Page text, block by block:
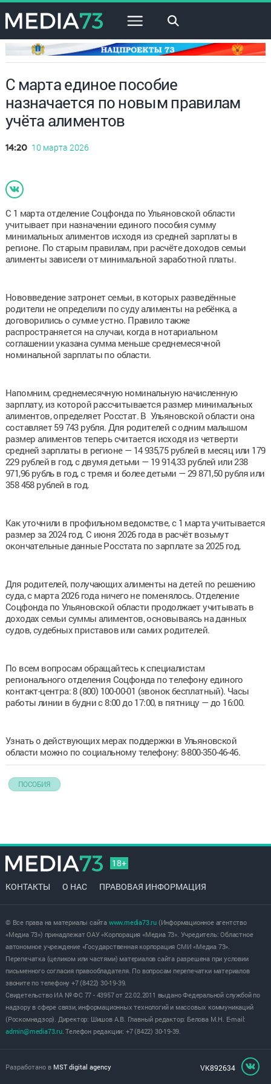
×
С марта единое пособие
назначается по новым правилам
учёта алиментов
14:20 10 марта 2026
С 1 марта отделение Соцфонда по Ульяновской области
учитывает при назначении единого пособия сумму
минимальных алиментов исходя из средней зарплаты в
регионе. По старым правилам, при расчёте доходов семьи
алименты зависели от минимальной заработной платы.
Нововведение затронет семьи, в которых разведённые
родители не определили по суду алименты на ребёнка, а
договорились о сумме устно. Правило также
распространяется на случаи, когда в нотариальном
соглашении указана сумма меньше среднемесячной
номинальной зарплаты по области.
Напомним, среднемесячную номинальную начисленную
зарплату, из которой рассчитывается размер минимальных
алиментов, определяет Росстат. В Ульяновской области она
составляет 59 743 рубля. Для родителей с одним малышом
размер алиментов теперь считается исходя из четверти
средней зарплаты в регионе — 14 935,75 рублей в месяц или 179
229 рублей в год, с двумя детьми — 19 914,33 рублей или 238
971,96 рубль в год, с тремя и более детьми — 29 871,50 рубля или
358 458 рублей в год.
Как уточнили в профильном ведомстве, с 1 марта учитывается
размер за 2024 год. С июня 2026 года в расчёт возьмут
окончательные данные Росстата по зарплате за 2025 год.
Для родителей, получающих алименты на детей по решению
суда, с марта 2026 года ничего не поменялось. Отделение
Соцфонда по Ульяновской области продолжает учитывать в
доходах семьи суммы алиментов, основываясь на данных
судов, судебных приставов или самих родителей.
По всем вопросам обращайтесь к специалистам
регионального отделения Соцфонда по телефону единого
контакт-центра: 8 (800) 100-00-01 (звонок бесплатный). Часы
работы линии в будни с 8:00 до 17:00, в пятницу — до 16:00.
Узнать о действующих мерах поддержки в Ульяновской
области можно по социальному телефону: 8-800-350-46-46.
ПОСОБИЯ
18+
КОНТАКТЫ О НАС ПРАВОВАЯ ИНФОРМАЦИЯ
© Все права на материалы сайта www.media73.ru(Информационное агентство
«Медиа 73») принадлежат ОАУ «Корпорация «Медиа 73». Учредитель: Областное
автономное учреждение «Государственная корпорация СМИ «Медиа 73».
Перепечатка (целиком или частями) материалов сайта разрешена при условии
письменного согласия правообладателя. По вопросам перепечатки материалов
звоните по телефону +7 (8422) 30-19-39.
Свидетельство ИА № ФС 77 - 43957 от 22.02.2011 выдано Федеральной службой по
надзору в сфере связи, информационных технологий и массовых коммуникаций
(Роскомнадзор). Директор: Шишов А.В. Главный редактор: Белова М.Н. E-mail:
admin@media73.ru. Телефон редакции: +7 (8422) 30-19-39.
Разработано в MST digital agency VK892634